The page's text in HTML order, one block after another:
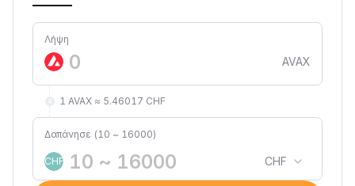
Λήψη
AVAX
1 AVAX ≈ 5.46017 CHF
Δαπάνησε (10 ~ 16000)
CHF CHF